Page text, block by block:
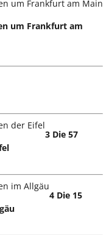
um Frankfurt am
3 Die 57
4 Die 15